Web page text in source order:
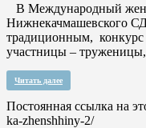
В Международный
Нижнекачмашевского
традиционным,
участницы –
Читать далее
Постоянная ссылка на
ka-zhenshhiny-2/